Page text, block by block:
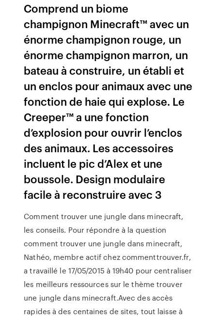
Comprend un biome
champignon Minecraft™ avec un
énorme champignon rouge, un
énorme champignon marron, un
bateau à construire, un établi et
un enclos pour animaux avec une
fonction de haie qui explose. Le
Creeper™ a une fonction
d’explosion pour ouvrir l’enclos
des animaux. Les accessoires
incluent le pic d’Alex et une
boussole. Design modulaire
facile à reconstruire avec 3
Comment trouver une jungle dans minecraft,
les conseils. Pour répondre à la question
comment trouver une jungle dans minecraft,
Nathéo, membre actif chez commenttrouver.fr,
a travaillé le 17/05/2015 à 19h40 pour centraliser
les meilleurs ressources sur le thème trouver
une jungle dans minecraft.Avec des accès
rapides à des centaines de sites, tout laisse à